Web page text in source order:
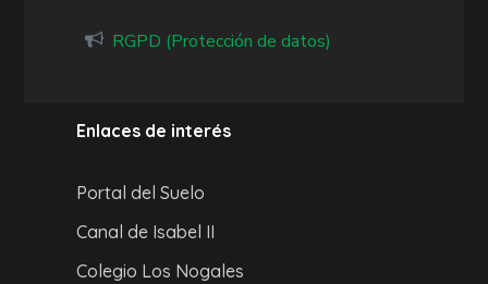
RGPD (Protección de datos)
Enlaces de interés
Portal del Suelo
Canal de Isabel II
Colegio Los Nogales